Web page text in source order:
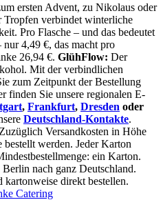
ersten Advent, zu Nikolaus oder
Tropfen verbindet winterliche
Pro Flasche – und das bedeutet
4,49 €, das macht pro
26,94 €. GlühFlow: Der
Mit der verbindlichen
zum Zeitpunkt der Bestellung
finden Sie unsere regionalen E-
, Frankfurt, Dresden oder
Deutschland-Kontakte.
Versandkosten in Höhe
werden. Jeder Karton
ein Karton.
Berlin nach ganz Deutschland.
direkt bestellen.
Catering